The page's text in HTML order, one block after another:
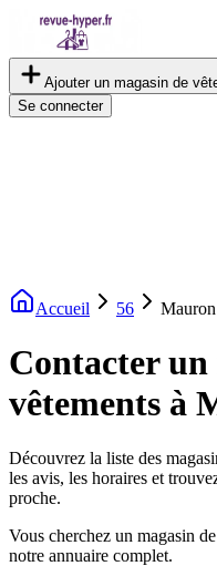
Ajouter un magasin de
Se connecter
Accueil 56 Mauron
Contacter un
vêtements à
Découvrez la liste des
les avis, les horaires et
proche.
Vous cherchez un magasin
notre annuaire complet.